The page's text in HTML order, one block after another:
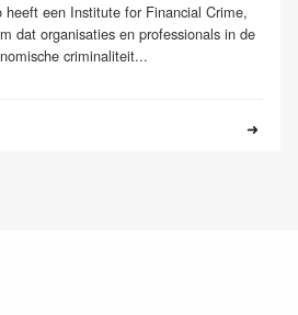
heeft een Institute for Financial Crime,
dat organisaties en professionals in de
criminaliteit...